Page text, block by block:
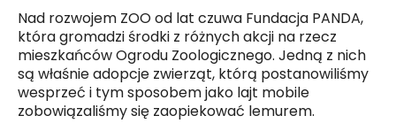
Nad rozwojem ZOO od lat czuwa Fundacja PANDA,
która gromadzi środki z różnych akcji na rzecz
mieszkańców Ogrodu Zoologicznego. Jedną z nich
są właśnie adopcje zwierząt, którą postanowiliśmy
wesprzeć i tym sposobem jako lajt mobile
zobowiązaliśmy się zaopiekować lemurem.